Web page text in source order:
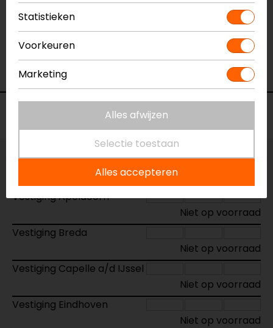
Materiaal
Textiel
Rijstijl
Seizoen
Luchtdoorlatend textiel
Pasvorm
Vestiging Apeldoorn
Niet op voorraad
Vestiging Breda
Niet op voorraad
Vestiging Capelle a/d IJssel
Niet op voorraad
Vestiging Eindhoven
Niet op voorraad
Statistieken
Voorkeuren
Marketing
Alles afwijzen
Selectie toestaan
Alles accepteren